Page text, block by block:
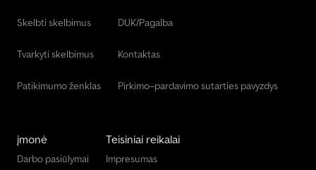
Skelbti skelbimus
Tvarkyti skelbimus
Patikimumo ženklas
DUK/Pagalba
Kontaktas
Pirkimo–pardavimo sutarties pavyzdys
įmonė
Darbo pasiūlymai
Teisiniai reikalai
Impresumas